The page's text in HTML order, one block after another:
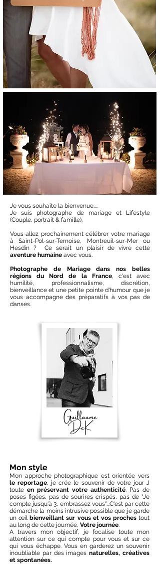
Je vous souhaite la bienvenue....
Je suis photographe de mariageet Lifestyle
(Couple, portrait & famille).
Vous allez prochainement célébrer votre mariage
à Saint-Pol-sur-Ternoise, Montreuil-sur-Merou
Hesdin ?Ce serait un plaisir de vivre cette
aventure humaine avec vous.
Photographe de Mariage dans nos belles
régions du Nord de la France, c'est avec
humilité, professionnalisme, discrétion,
bienveillance et une petite pointe d'humour que je
vous accompagne des préparatifs à vos pas de
danses.
Mon style
Mon approche photographique est orientée vers
le reportage, je crée le souvenir de votre jour J
toute en préservant votre authenticité. Pas de
poses figées, pas de sourires crispés, pas de "Je
compte jusqu'à 3, embrassez vous"...C'est par cette
démarche la moins intrusive possible que je garde
un œil bienveillant sur vous et vos prochestout
au long de cette journée, Votre journée.
A travers mon objectif, je focalise toute mon
attention sur ce qui compte pour vous et sur ce
qui vous échappe. Vous en garderez un souvenir
inoubliable par des imagesnaturelles, créatives
et spontanées.